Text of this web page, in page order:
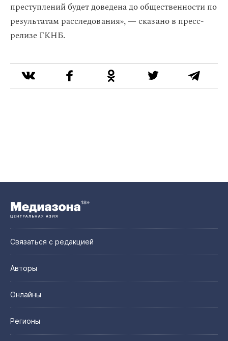
преступлений будет доведена до общественности по
результатам расследования», — сказано в пресс-
релизе ГКНБ.
Связаться с редакцией
Авторы
Онлайны
Регионы